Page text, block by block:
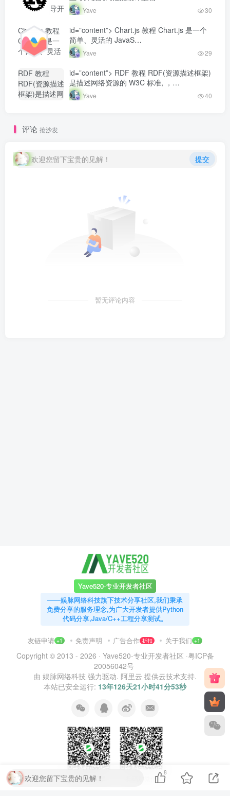
radius8">
开发者社区"
fit-cover
radius8">
Mozilla 主导开
译型编...-
Yave520-专业
开发者社区"
class="lazyload
fit-cover
radius8">
Yave 30
Chart.js 教程
Chart.js 是一
个简单、灵活
Yave520-专业
开发者社区"
class="lazyload
id=”content”> Chart.js 教程 Chart.js 是一个
简单、灵活的 JavaS…
Yave 29
RDF 教程
RDF(资源描述
框架)是描述网
，...-
Yave520-专业
class="lazyload
fit-cover
id=”content”> RDF 教程 RDF(资源描述框架)
是描述网络资源的 W3C 标准, ，…
Yave 40
评论 抢沙发
欢迎您留下宝贵的见解！ 提交
暂无评论内容
Yave520-专业开发者社区
——娱脉网络科技旗下技术分享社区,我们秉承
免费分享的服务理念,为广大开发者提供Python
代码分享,Java/C++工程分享测试。
友链申请 +1 免责声明 广告合作 折扣 关于我们 +1
Copyright © 2013 - 2026 · Yave520-专业开发者社区 ·粤ICP备
20056042号
由 娱脉网络科技 强力驱动. 阿里云 提供云技术支持.
本站已安全运行: 13年126天21小时41分53秒
扫码加QQ群 扫码加微信
欢迎您留下宝贵的见解！
8